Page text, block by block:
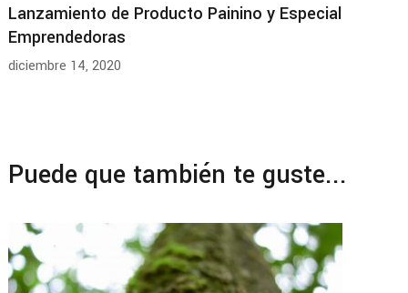
Lanzamiento de Producto Painino y Especial
Emprendedoras
diciembre 14, 2020
Puede que también te guste...